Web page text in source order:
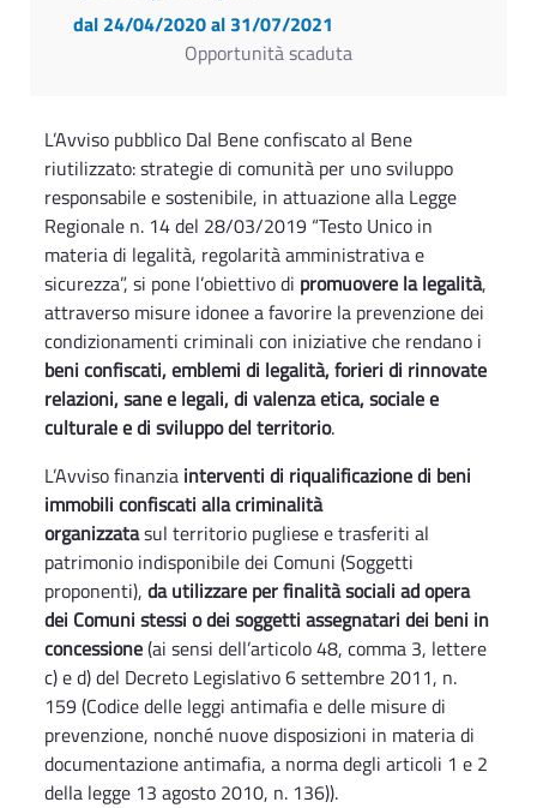
dal 24/04/2020al 31/07/2021
Opportunità scaduta
L’Avviso pubblico Dal Bene confiscato al Bene
riutilizzato: strategie di comunità per uno sviluppo
responsabile e sostenibile, in attuazione alla Legge
Regionale n. 14 del 28/03/2019 “Testo Unico in
materia di legalità, regolarità amministrativa e
sicurezza”, si pone l’obiettivo di promuovere la legalità,
attraverso misure idonee a favorire la prevenzione dei
condizionamenti criminali con iniziative che rendano i
beni confiscati, emblemi di legalità, forieri di rinnovate
relazioni, sane e legali, di valenza etica, sociale e
culturale e di sviluppo del territorio.
L’Avviso finanzia interventi di riqualificazione di beni
immobili confiscati alla criminalità
organizzatasul territorio pugliese e trasferiti al
patrimonio indisponibile dei Comuni (Soggetti
proponenti), da utilizzare per finalità sociali ad opera
dei Comuni stessi o dei soggetti assegnatari dei beni in
concessione(ai sensi dell’articolo 48, comma 3, lettere
c) e d) del Decreto Legislativo 6 settembre 2011, n.
159 (Codice delle leggi antimafia e delle misure di
prevenzione, nonché nuove disposizioni in materia di
documentazione antimafia, a norma degli articoli 1 e 2
della legge 13 agosto 2010, n. 136)).